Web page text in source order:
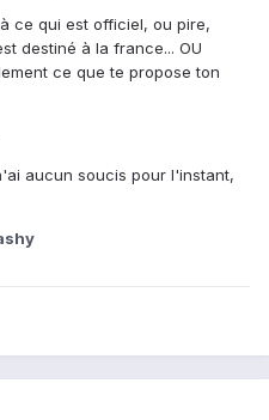
ce qui est officiel, ou pire,
destiné à la france... OU
ce que te propose ton
aucun soucis pour l'instant,